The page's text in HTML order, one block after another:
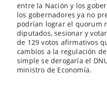
entre la Nación y los
los gobernadores ya no
podrían lograr el quorum
diputados, sesionar y
de 129 votos afirmativos
cambios a la regulación
simple se derogaría el
ministro de Economía.